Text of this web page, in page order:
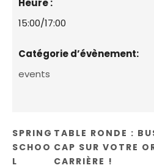
15:00/17:00
Catégorie d’évènement:
events
SPRING
SCHOO
L
TABLE RONDE :
CAP SUR VOTRE
CARRIÈRE !